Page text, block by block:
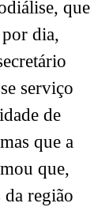
que
dia,
serviço
de
que a
que,
da região